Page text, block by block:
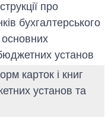
про
бухгалтерського
установ
карток і книг
установ та